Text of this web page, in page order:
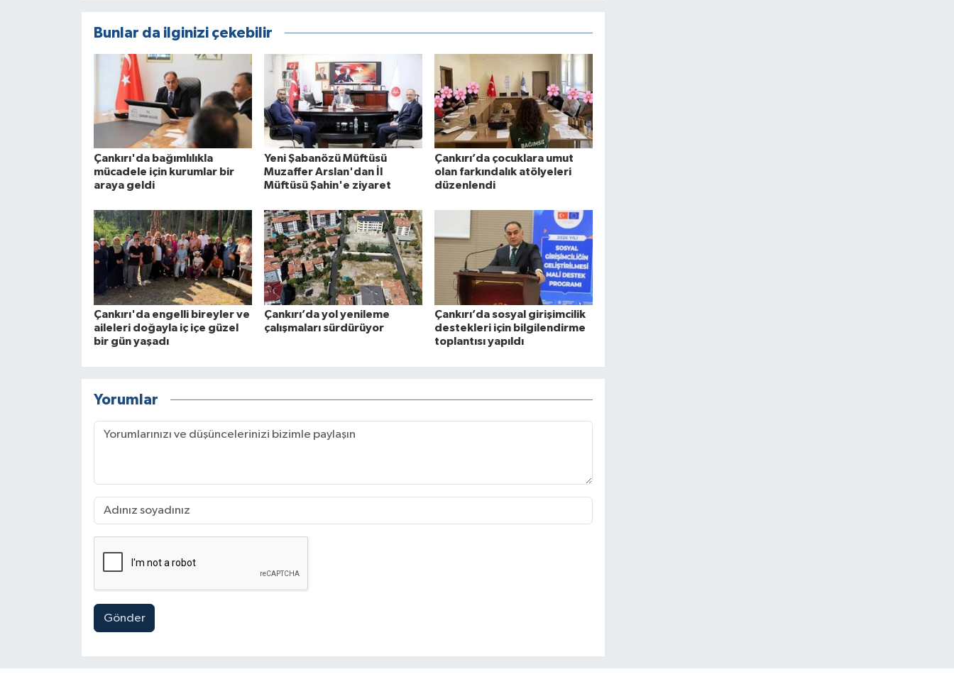
Bunlar da ilginizi çekebilir
Çankırı'da bağımlılıkla
mücadele için kurumlar bir
araya geldi
Yeni Şabanözü Müftüsü
Muzaffer Arslan'dan İl
Müftüsü Şahin'e ziyaret
Çankırı’da çocuklara umut
olan farkındalık atölyeleri
düzenlendi
Çankırı'da engelli bireyler ve
aileleri doğayla iç içe güzel
bir gün yaşadı
Çankırı’da yol yenileme
çalışmaları sürdürüyor
Çankırı’da sosyal girişimcilik
destekleri için bilgilendirme
toplantısı yapıldı
Yorumlar
Gönder